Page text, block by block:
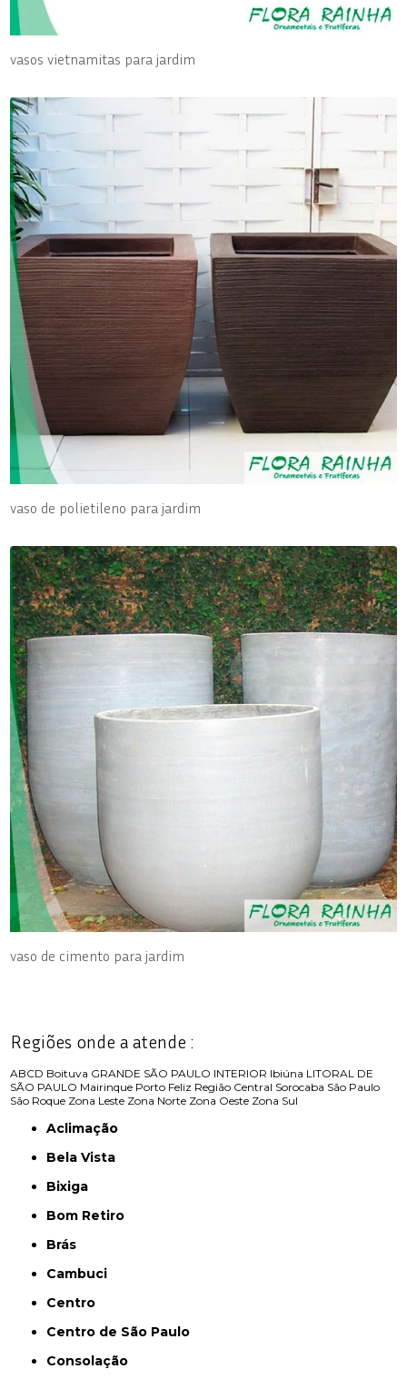
vasos vietnamitas para jardim
vaso de polietileno para jardim
vaso de cimento para jardim
Regiões onde a atende :
ABCD Boituva GRANDE SÃO PAULO INTERIOR Ibiúna LITORAL DE
SÃO PAULO Mairinque Porto Feliz Região Central Sorocaba São Paulo
São Roque Zona Leste Zona Norte Zona Oeste Zona Sul
Aclimação
Bela Vista
Bixiga
Bom Retiro
Brás
Cambuci
Centro
Centro de São Paulo
Consolação